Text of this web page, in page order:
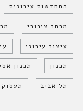
התחדשות עירונית
מרחב ציבורי
עיצוב עירוני
תכנון תכנון
תל אביב